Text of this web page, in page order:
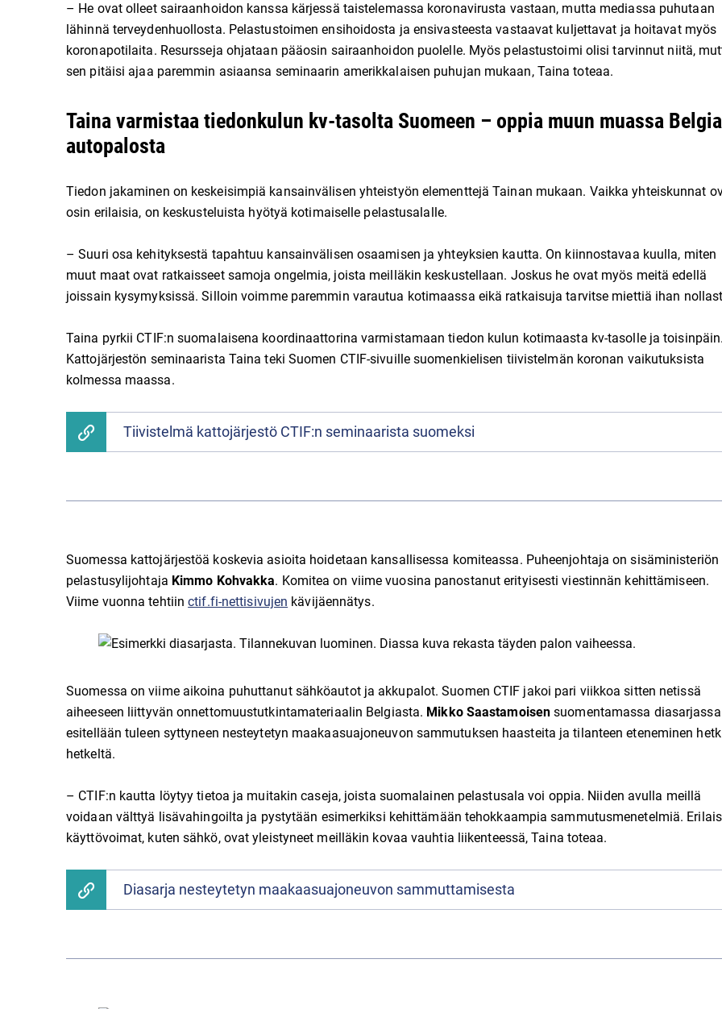
– He ovat olleet sairaanhoidon kanssa kärjessä taistelemassa koronavirusta vastaan, mutta mediassa puhutaan
lähinnä terveydenhuollosta. Pelastustoimen ensihoidosta ja ensivasteesta vastaavat kuljettavat ja hoitavat myös
koronapotilaita. Resursseja ohjataan pääosin sairaanhoidon puolelle. Myös pelastustoimi olisi tarvinnut niitä,
sen pitäisi ajaa paremmin asiaansa seminaarin amerikkalaisen puhujan mukaan, Taina toteaa.
Taina varmistaa tiedonkulun kv-tasolta Suomeen – oppia muun muassa
autopalosta
Tiedon jakaminen on keskeisimpiä kansainvälisen yhteistyön elementtejä Tainan mukaan. Vaikka yhteiskunnat
osin erilaisia, on keskusteluista hyötyä kotimaiselle pelastusalalle.
– Suuri osa kehityksestä tapahtuu kansainvälisen osaamisen ja yhteyksien kautta. On kiinnostavaa kuulla, miten
muut maat ovat ratkaisseet samoja ongelmia, joista meilläkin keskustellaan. Joskus he ovat myös meitä edellä
joissain kysymyksissä. Silloin voimme paremmin varautua kotimaassa eikä ratkaisuja tarvitse miettiä ihan
Taina pyrkii CTIF:n suomalaisena koordinaattorina varmistamaan tiedon kulun kotimaasta kv-tasolle ja
Kattojärjestön seminaarista Taina teki Suomen CTIF-sivuille suomenkielisen tiivistelmän koronan vaikutuksista
kolmessa maassa.
Tiivistelmä kattojärjestö CTIF:n seminaarista suomeksi
Suomessa kattojärjestöä koskevia asioita hoidetaan kansallisessa komiteassa. Puheenjohtaja on sisäministeriön
pelastusylijohtaja Kimmo Kohvakka. Komitea on viime vuosina panostanut erityisesti viestinnän kehittämiseen.
Viime vuonna tehtiinctif.fi-nettisivujen kävijäennätys.
Suomessa on viime aikoina puhuttanut sähköautot ja akkupalot. Suomen CTIF jakoi pari viikkoa sitten netissä
aiheeseen liittyvän onnettomuustutkintamateriaalin Belgiasta. Mikko Saastamoisen suomentamassa diasarjassa
esitellään tuleen syttyneen nesteytetyn maakaasuajoneuvon sammutuksen haasteita ja tilanteen eteneminen
hetkeltä.
– CTIF:n kautta löytyy tietoa ja muitakin caseja, joista suomalainen pelastusala voi oppia. Niiden avulla meillä
voidaan välttyä lisävahingoilta ja pystytään esimerkiksi kehittämään tehokkaampia sammutusmenetelmiä.
käyttövoimat, kuten sähkö, ovat yleistyneet meilläkin kovaa vauhtia liikenteessä, Taina toteaa.
Diasarja nesteytetyn maakaasuajoneuvon sammuttamisesta